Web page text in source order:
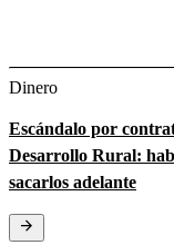
Dinero
Escándalo por
Desarrollo Rural:
sacarlos adelante